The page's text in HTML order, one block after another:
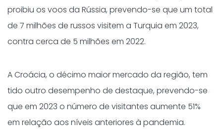
proibiu os voos da Rússia, prevendo-se que um total
de 7 milhões de russos visitem a Turquia em 2023,
contra cerca de 5 milhões em 2022.
A Croácia, o décimo maior mercado da região, tem
tido outro desempenho de destaque, prevendo-se
que em 2023 o número de visitantes aumente 51%
em relação aos níveis anteriores à pandemia.